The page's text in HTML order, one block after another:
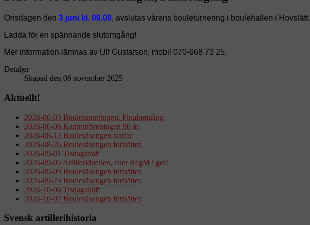
Onsdagen den 3 juni kl. 09.00, avslutas vårens bouleturnering i boulehallen i Hovslätt.
Ladda för en spännande slutomgång!
Mer information lämnas av Ulf Gustafson, mobil 070-668 73 25.
Detaljer
Skapad den 06 november 2025
Aktuellt!
2026-06-03 Bouleturneringen, Finalomgång
2026-06-06 Kamratföreningen 90 år
2026-08-12 Boulesäsongen startar
2026-08-26 Boulesäsongen fortsätter.
2026-09-01 Tisdagsträff
2026-09-05 Artilleriduellen, eller RegM i golf
2026-09-09 Boulesäsongen fortsätter.
2026-09-23 Boulesäsongen fortsätter.
2026-10-06 Tisdagsträff
2026-10-07 Boulesäsongen fortsätter.
Svensk artillerihistoria